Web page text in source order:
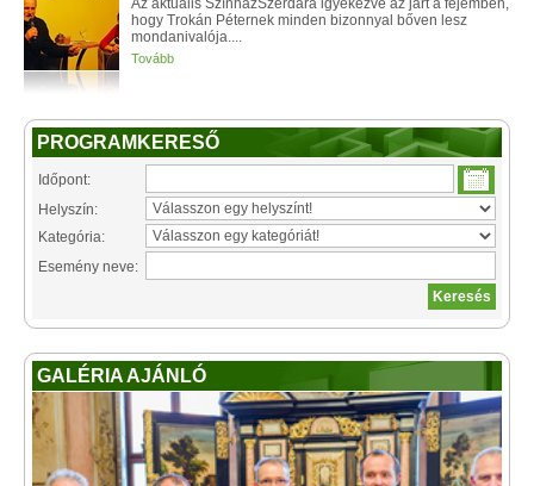
Az aktuális SzínházSzerdára igyekezve az járt a fejemben,
hogy Trokán Péternek minden bizonnyal bőven lesz
mondanivalója....
Tovább
PROGRAMKERESŐ
Időpont:
Helyszín:
Kategória:
Esemény neve:
GALÉRIA AJÁNLÓ